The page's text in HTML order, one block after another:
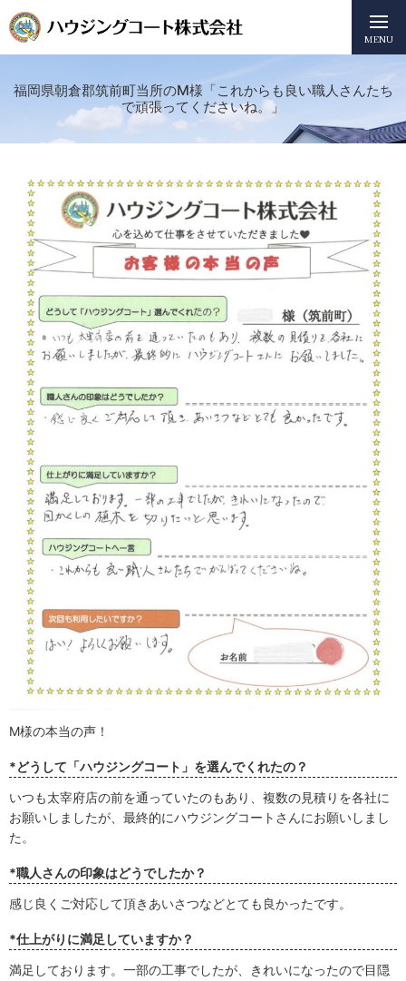
MENU
福岡県朝倉郡筑前町当所のM様「これからも良い職人さんたち
で頑張ってくださいね。」
M様の本当の声！
*どうして「ハウジングコート」を選んでくれたの？
いつも太宰府店の前を通っていたのもあり、複数の見積りを各社に
お願いしましたが、最終的にハウジングコートさんにお願いしまし
た。
*職人さんの印象はどうでしたか？
感じ良くご対応して頂きあいさつなどとても良かったです。
*仕上がりに満足していますか？
満足しております。一部の工事でしたが、きれいになったので目隠